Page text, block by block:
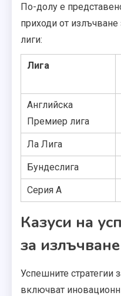
По-долу е
приходи от
лиги:
Лига
Английска
Премиер лига
Ла Лига
Бундеслига
Серия А
Казуси на
за излъчване
Успешните стратегии
включват